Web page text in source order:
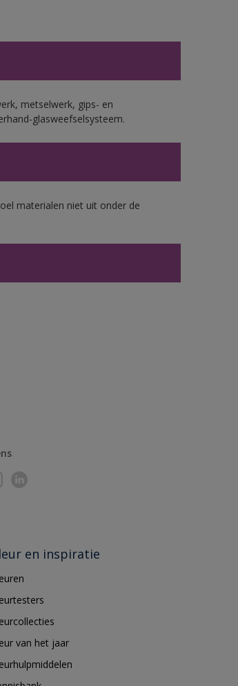
metselwerk, gips- en
glasweefselsysteem.
materialen niet uit onder de
en inspiratie
van het jaar